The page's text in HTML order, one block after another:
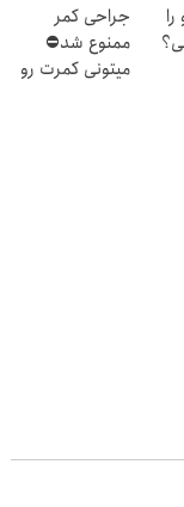
جراحی کمر
ممنوع شد⛔
میتونی کمرت رو